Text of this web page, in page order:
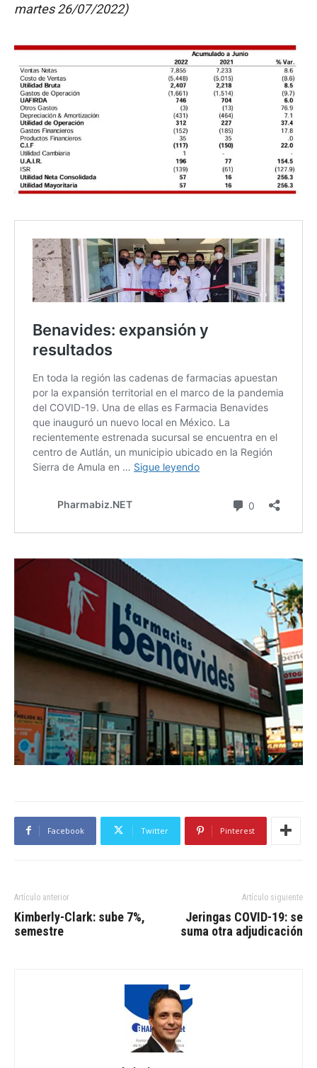
martes 26/07/2022)
Facebook Twitter Pinterest
Artículo anterior
Kimberly-Clark: sube 7%,
semestre
Artículo siguiente
Jeringas COVID-19: se
suma otra adjudicación